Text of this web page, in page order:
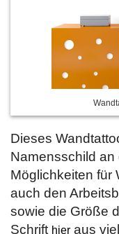
Dieses
Namensschild an
Möglichkeiten für
auch den
sowie die Größe
Schrift hier aus